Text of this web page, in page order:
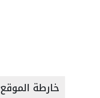
خارطة الموقع